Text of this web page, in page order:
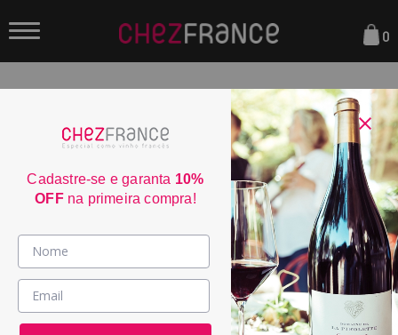
Vinhos >
País / Região >
0
ORDENAR POR:
Cadastre-se e garanta 10%
OFFna primeira compra!